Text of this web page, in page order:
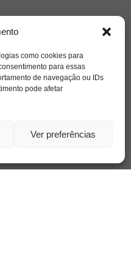
como cookies para
para essas
de navegação ou IDs
pode afetar
Ver preferências
família filme
livro
relato